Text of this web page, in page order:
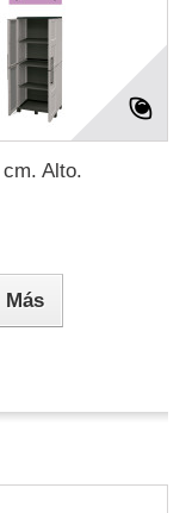
Alto.
Más